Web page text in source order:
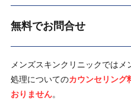
無料でお問合せ
メンズスキンクリニックでは
処理についてのカウンセリング
おりません。